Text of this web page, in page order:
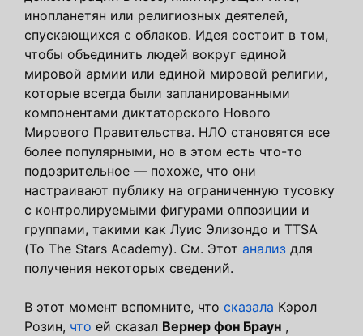
инопланетян или религиозных деятелей,
спускающихся с облаков. Идея состоит в том,
чтобы объединить людей вокруг единой
мировой армии или единой мировой религии,
которые всегда были запланированными
компонентами диктаторского Нового
Мирового Правительства. НЛО становятся все
более популярными, но в этом есть что-то
подозрительное — похоже, что они
настраивают публику на ограниченную тусовку
с контролируемыми фигурами оппозиции и
группами, такими как Луис Элизондо и TTSA
(To The Stars Academy). См. Этот анализ для
получения некоторых сведений.
В этот момент вспомните, что сказала Кэрол
Розин, что ей сказал Вернер фон Браун ,